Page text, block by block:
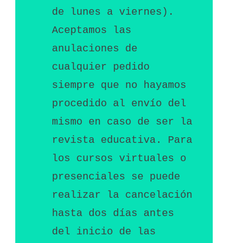
de lunes a viernes).
Aceptamos las
anulaciones de
cualquier pedido
siempre que no hayamos
procedido al envío del
mismo en caso de ser la
revista educativa. Para
los cursos virtuales o
presenciales se puede
realizar la cancelación
hasta dos días antes
del inicio de las